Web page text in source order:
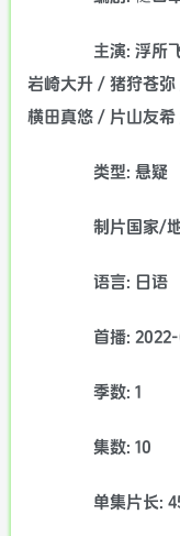
主演: 浮所飞
岩崎大升 / 猪狩苍
横田真悠 / 片山友
类型: 悬疑
制片国家/地
语言: 日语
首播: 2022-
季数: 1
集数: 10
单集片长: